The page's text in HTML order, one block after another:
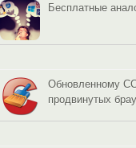
Бесплатные
Обновленному
продвинутых